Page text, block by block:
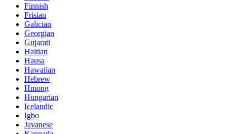
Finnish
Frisian
Galician
Georgian
Gujarati
Haitian
Hausa
Hawaiian
Hebrew
Hmong
Hungarian
Icelandic
Igbo
Javanese